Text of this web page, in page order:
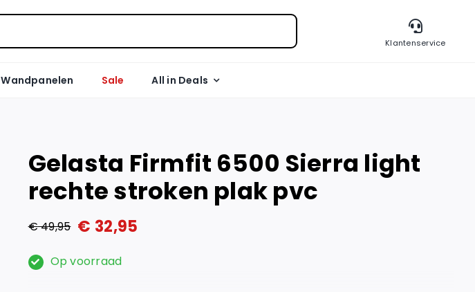
Klantenservice
Wandpanelen Sale All in Deals
Gelasta Firmfit 6500 Sierra light
rechte stroken plak pvc
€49,95
Oorspronkelijke
prijs
€ 32,95
Huidige
prijsOp voorraad